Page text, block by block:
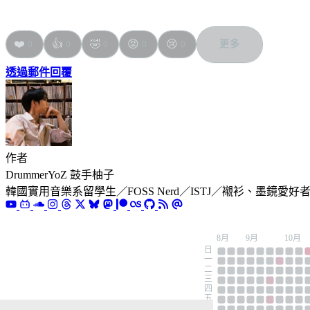
❤️ 👍 🤣 😡 😢 更多
透過郵件回覆
作者
DrummerYoZ 鼓手柚子
韓國實用音樂系留學生／FOSS Nerd／ISTJ／襯衫、墨鏡愛好者
日
一
二
三
四
五
8月 9月 10月